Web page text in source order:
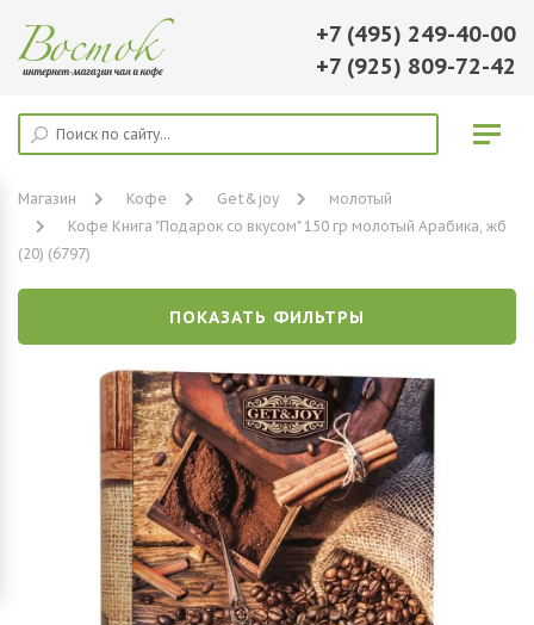
+7 (495) 249-40-00
+7 (925) 809-72-42
Магазин Кофе Get&joy
молотый
Кофе Книга "Подарок со вкусом" 150 гр молотый Арабика, жб
(20) (6797)
ПОКАЗАТЬ ФИЛЬТРЫ